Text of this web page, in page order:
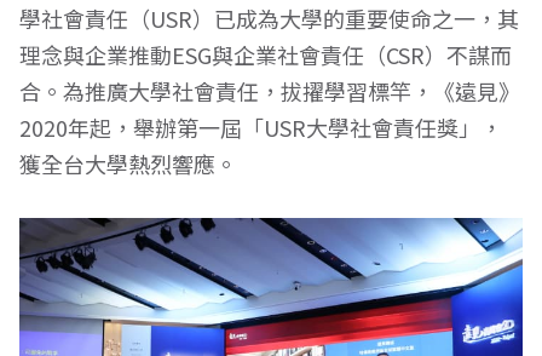
學社會責任（USR）已成為大學的重要使命之一，其
理念與企業推動ESG與企業社會責任（CSR）不謀而
合。為推廣大學社會責任，拔擢學習標竿，《遠見》
2020年起，舉辦第一屆「USR大學社會責任獎」，
獲全台大學熱烈響應。